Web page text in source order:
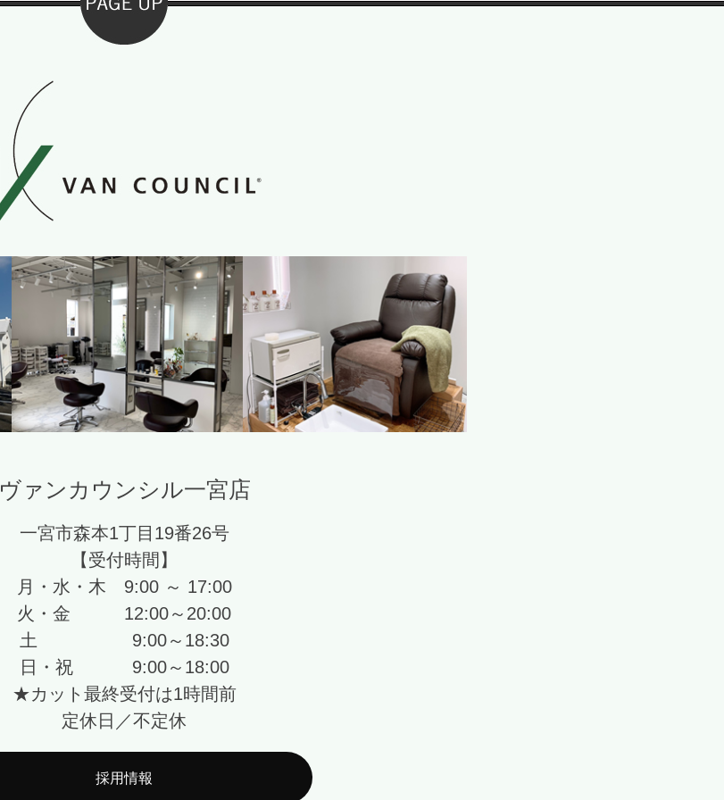
ヴァンカウンシル一宮店
一宮市森本1丁目19番26号
【受付時間】
月・水・木 9:00 ～ 17:00
火・金 12:00～20:00
土 9:00～18:30
日・祝 9:00～18:00
★カット最終受付は1時間前
定休日／不定休
採用情報